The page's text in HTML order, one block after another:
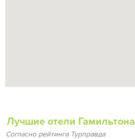
Лучшие отели Гамильтона
Согласно рейтинга Турправда